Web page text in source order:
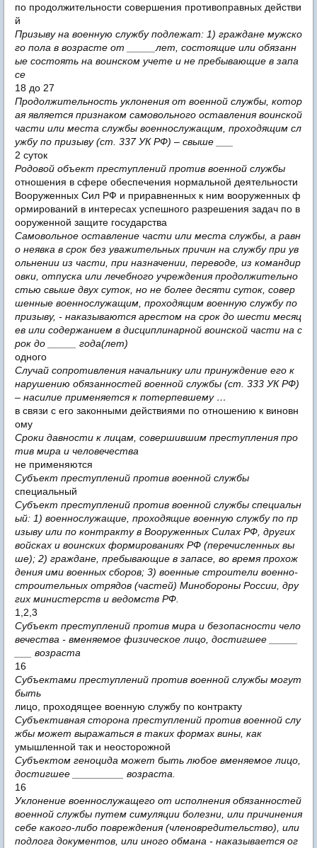
по продолжительности совершения противоправных действи
й
Призыву на военную службу подлежат: 1) граждане мужско
го пола в возрасте от _____лет, состоящие или обязанн
ые состоять на воинском учете и не пребывающие в запа
се
18 до 27
Продолжительность уклонения от военной службы, котор
ая является признаком самовольного оставления воинской
части или места службы военнослужащим, проходящим сл
ужбу по призыву (ст. 337 УК РФ) – свыше ___
2 суток
Родовой объект преступлений против военной службы
отношения в сфере обеспечения нормальной деятельности
Вооруженных Сил РФ и приравненных к ним вооруженных ф
ормирований в интересах успешного разрешения задач по в
ооруженной защите государства
Самовольное оставление части или места службы, а равн
о неявка в срок без уважительных причин на службу при ув
ольнении из части, при назначении, переводе, из командир
овки, отпуска или лечебного учреждения продолжительно
стью свыше двух суток, но не более десяти суток, совер
шенные военнослужащим, проходящим военную службу по
призыву, - наказываются арестом на срок до шести месяц
ев или содержанием в дисциплинарной воинской части на с
рок до _____ года(лет)
одного
Случай сопротивления начальнику или принуждение его к
нарушению обязанностей военной службы (ст. 333 УК РФ)
– насилие применяется к потерпевшему …
в связи с его законными действиями по отношению к виновн
ому
Сроки давности к лицам, совершившим преступления про
тив мира и человечества
не применяются
Субъект преступлений против военной службы
специальный
Субъект преступлений против военной службы специальн
ый: 1) военнослужащие, проходящие военную службу по пр
изыву или по контракту в Вооруженных Силах РФ, других
войсках и воинских формированиях РФ (перечисленных вы
ше); 2) граждане, пребывающие в запасе, во время прохож
дения ими военных сборов; 3) военные строители военно-
строительных отрядов (частей) Минобороны России, дру
гих министерств и ведомств РФ.
1,2,3
Субъект преступлений против мира и безопасности чело
вечества - вменяемое физическое лицо, достигшее _____
___ возраста
16
Субъектами преступлений против военной службы могут
быть
лицо, проходящее военную службу по контракту
Субъективная сторона преступлений против военной слу
жбы может выражаться в таких формах вины, как
умышленной так и неосторожной
Субъектом геноцида может быть любое вменяемое лицо,
достигшее _________ возраста.
16
Уклонение военнослужащего от исполнения обязанностей
военной службы путем симуляции болезни, или причинения
себе какого-либо повреждения (членовредительство), или
подлога документов, или иного обмана - наказывается ог